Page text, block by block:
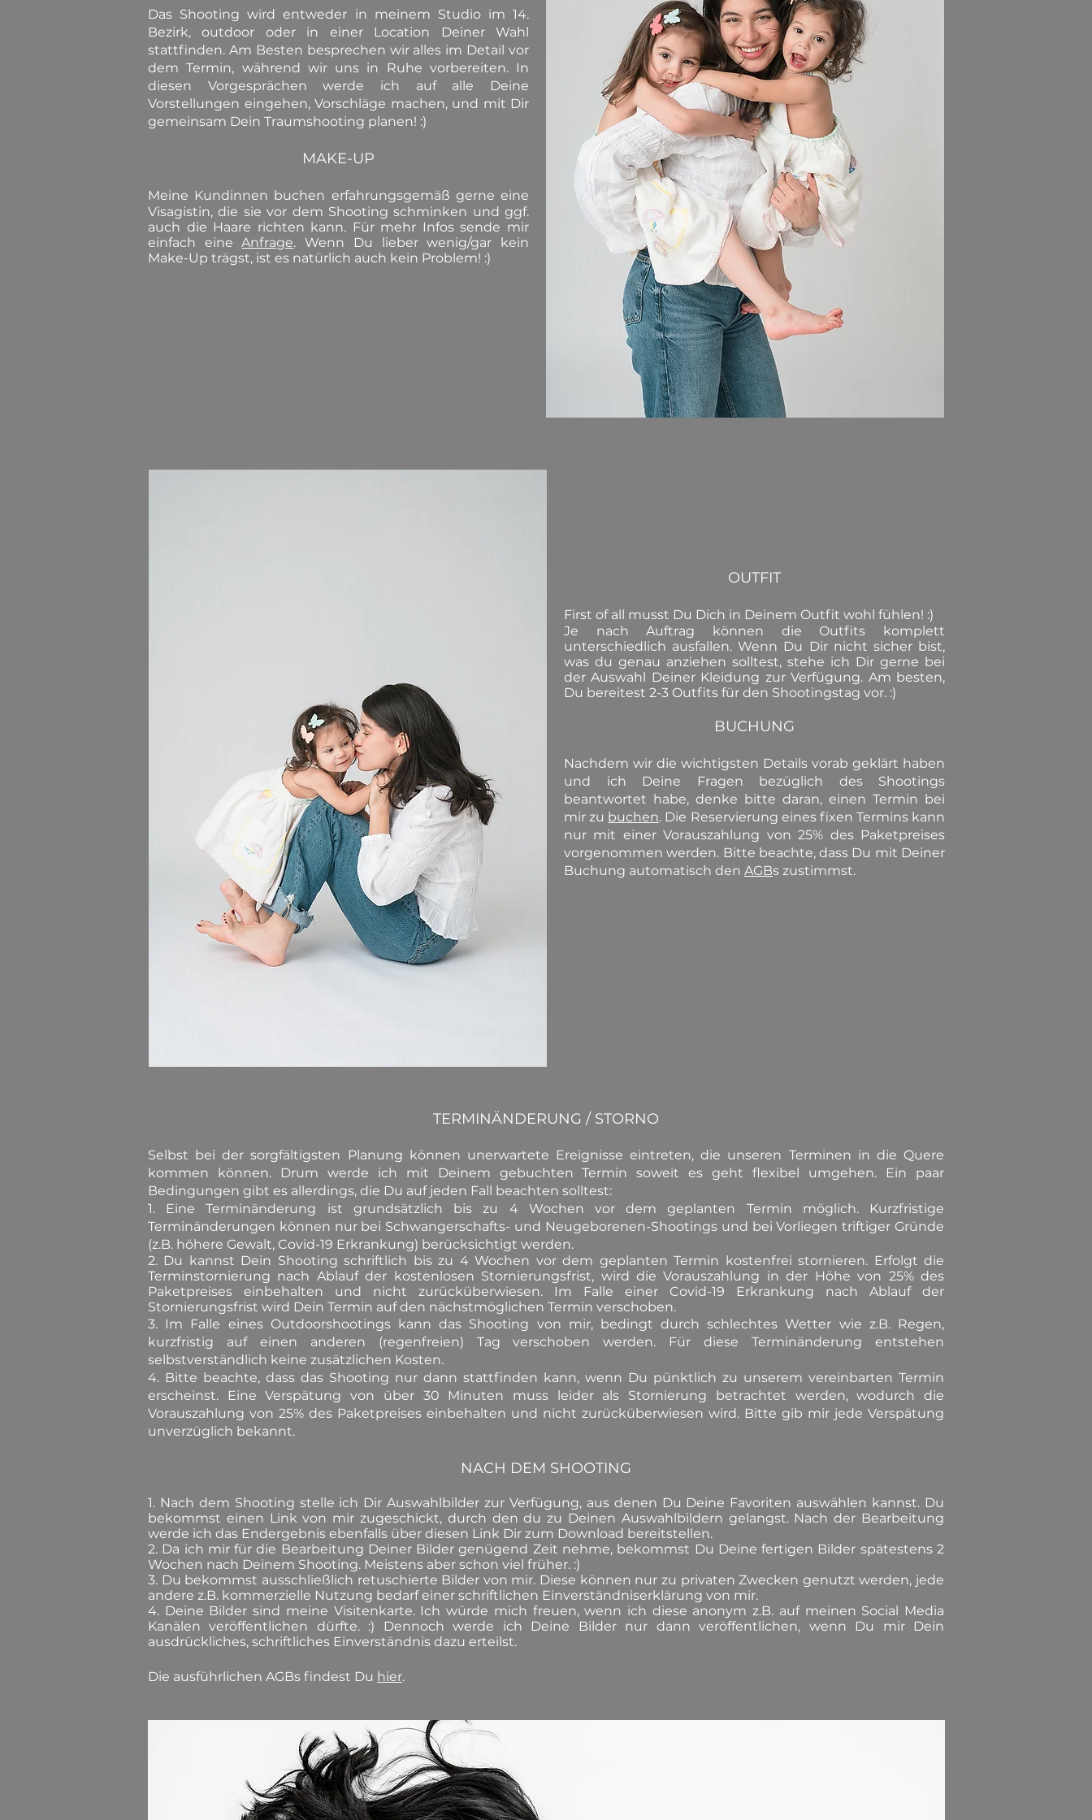
Das Shooting wird entweder in meinem Studio im 14.
Bezirk, outdoor oder in einer Location Deiner Wahl
stattfinden. Am Besten besprechen wir alles im Detail vor
dem Termin, während wir uns in Ruhe vorbereiten. In
diesen Vorgesprächen werde ich auf alle Deine
Vorstellungen eingehen, Vorschläge machen, und mit Dir
gemeinsam Dein Traumshooting planen! :)
MAKE-UP
Meine Kundinnen buchen erfahrungsgemäß gerne eine
Visagistin, die sie vor dem Shooting schminken und ggf.
auch die Haare richten kann. Für mehr Infos sende mir
einfach eineAnfrage. Wenn Du lieber wenig/gar kein
Make-Up trägst, ist es natürlich auch kein Problem! :)
OUTFIT
First of all musst Du Dich in Deinem Outfit wohl fühlen! :)
Je nach Auftrag können die Outfits komplett
unterschiedlich ausfallen. Wenn Du Dir nicht sicher bist,
was du genau anziehen solltest, stehe ich Dir gerne bei
der Auswahl Deiner Kleidung zur Verfügung. Am besten,
Du bereitest 2-3 Outfits für den Shootingstag vor. :)
BUCHUNG
Nachdem wir die wichtigsten Details vorab geklärt haben
und ich Deine Fragen bezüglich des Shootings
beantwortet habe, denke bitte daran, einen Termin bei
mir zu buchen. Die Reservierung eines fixen Termins kann
nur mit einer Vorauszahlung von 25% des Paketpreises
vorgenommen werden. Bitte beachte, dass Du mit Deiner
Buchung automatisch den AGBs zustimmst.
TERMINÄNDERUNG / STORNO
Selbst bei der sorgfältigsten Planung können unerwartete Ereignisse eintreten, die unseren Terminen in die Quere
kommen können. Drum werde ich mit Deinem gebuchten Termin soweit es geht flexibel umgehen. Ein paar
Bedingungen gibt es allerdings, die Du auf jeden Fall beachten solltest:
1. Eine Terminänderung ist grundsätzlich bis zu 4 Wochen vor dem geplanten Termin möglich. Kurzfristige
Terminänderungen können nur bei Schwangerschafts- und Neugeborenen-Shootings und bei Vorliegen triftiger Gründe
(z.B. höhere Gewalt, Covid-19 Erkrankung) berücksichtigt werden.
2. Du kannst Dein Shooting schriftlich bis zu 4 Wochen vor dem geplanten Termin kostenfrei stornieren. Erfolgt die
Terminstornierung nach Ablauf der kostenlosen Stornierungsfrist, wird die Vorauszahlung in der Höhe von 25% des
Paketpreises einbehalten und nicht zurücküberwiesen. Im Falle einer Covid-19 Erkrankung nach Ablauf der
Stornierungsfrist wird Dein Termin auf den nächstmöglichen Termin verschoben.
3. Im Falle eines Outdoorshootings kann das Shooting von mir, bedingt durch schlechtes Wetter wie z.B. Regen,
kurzfristig auf einen anderen (regenfreien) Tag verschoben werden. Für diese Terminänderung entstehen
selbstverständlich keine zusätzlichen Kosten.
4. Bitte beachte, dass das Shooting nur dann stattfinden kann, wenn Du pünktlich zu unserem vereinbarten Termin
erscheinst. Eine Verspätung von über 30 Minuten muss leider als Stornierung betrachtet werden, wodurch die
Vorauszahlung von 25% des Paketpreises einbehalten und nicht zurücküberwiesen wird. Bitte gib mir jede Verspätung
unverzüglich bekannt.
NACH DEM SHOOTING
1. Nach dem Shooting stelle ich Dir Auswahlbilder zur Verfügung, aus denen Du Deine Favoriten auswählen kannst. Du
bekommst einen Link von mir zugeschickt, durch den du zu Deinen Auswahlbildern gelangst. Nach der Bearbeitung
werde ich das Endergebnis ebenfalls über diesen Link Dir zum Download bereitstellen.
2. Da ich mir für die Bearbeitung Deiner Bilder genügend Zeit nehme, bekommst Du Deine fertigen Bilder spätestens 2
Wochen nach Deinem Shooting. Meistens aber schon viel früher. :)
3. Du bekommst ausschließlich retuschierte Bilder von mir. Diese können nur zu privaten Zwecken genutzt werden, jede
andere z.B. kommerzielle Nutzung bedarf einer schriftlichen Einverständniserklärung von mir.
4. Deine Bilder sind meine Visitenkarte. Ich würde mich freuen, wenn ich diese anonym z.B. auf meinen Social Media
Kanälen veröffentlichen dürfte. :) Dennoch werde ich Deine Bilder nur dann veröffentlichen, wenn Du mir Dein
ausdrückliches, schriftliches Einverständnis dazu erteilst.
​Die ausführlichen AGBs findest Du hier.